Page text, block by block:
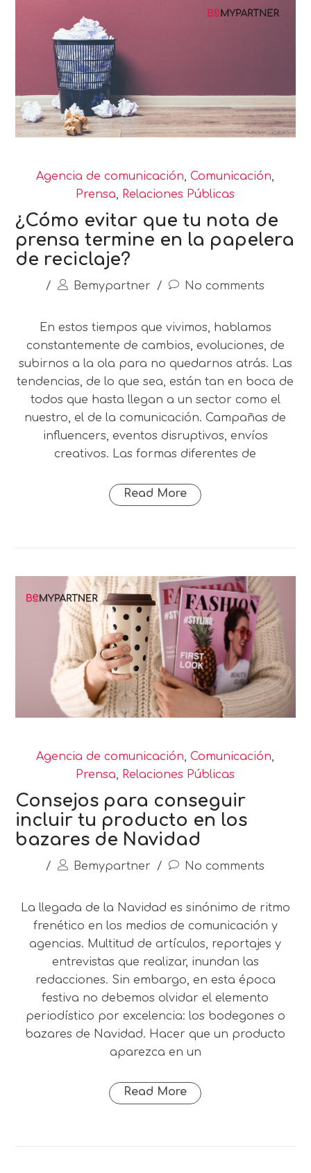
Agencia de comunicación,Comunicación,
Prensa, Relaciones Públicas
¿Cómo evitar que tu nota de
prensa termine en la papelera
de reciclaje?
/ Bemypartner / No comments
En estos tiempos que vivimos, hablamos
constantemente de cambios, evoluciones, de
subirnos a la ola para no quedarnos atrás. Las
tendencias, de lo que sea, están tan en boca de
todos que hasta llegan a un sector como el
nuestro, el de la comunicación. Campañas de
influencers, eventos disruptivos, envíos
creativos. Las formas diferentes de
Read More
Agencia de comunicación,Comunicación,
Prensa, Relaciones Públicas
Consejos para conseguir
incluir tu producto en los
bazares de Navidad
/ Bemypartner / No comments
La llegada de la Navidad es sinónimo de ritmo
frenético en los medios de comunicación y
agencias. Multitud de artículos, reportajes y
entrevistas que realizar, inundan las
redacciones. Sin embargo, en esta época
festiva no debemos olvidar el elemento
periodístico por excelencia: los bodegones o
bazares de Navidad. Hacer que un producto
aparezca en un
Read More